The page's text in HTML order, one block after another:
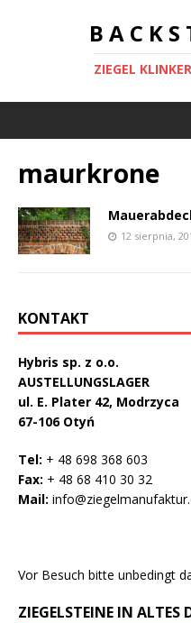
B A C K S
ZIEGEL
maurkrone
12 sierpnia,
KONTAKT
Hybris sp. z o.o.
AUSTELLUNGSLAGER
ul. E. Plater 42, Modrzyca
67-106 Otyń
Tel: + 48 698 368 603
Fax: + 48 68 410 30 32
Mail:
Vor Besuch bitte unbedingt
ZIEGELSTEINE IN ALTES